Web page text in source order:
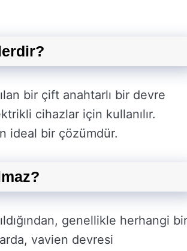
bir çift anahtarlı bir devre
cihazlar için kullanılır.
ideal bir çözümdür.
genellikle herhangi bir
vavien devresi